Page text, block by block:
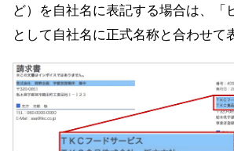
ど）を自社名に表記する場合は、「
として自社名に正式名称と合わせて